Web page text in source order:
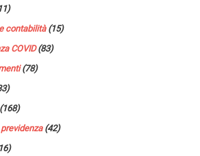
contabilità(15)
COVID(83)
(78)
(42)